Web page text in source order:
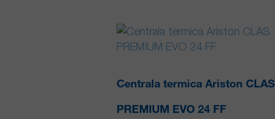
Centrala termica Ariston CLAS
PREMIUM EVO 24 FF